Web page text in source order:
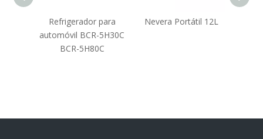
Refrigerador para
automóvil BCR-5H30C
BCR-5H80C
Nevera Portátil 12L